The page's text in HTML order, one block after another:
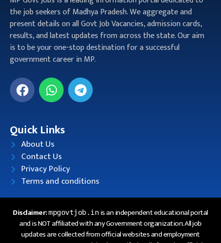
the job seekers of Madhya Pradesh. We aggregate and
present details on all Govt Job Vacancies, admission cards,
results, and latest updates from across the state. Our aim
is to be your one-stop destination for a successful
government career in MP.
Quick Links
About Us
Contact Us
Privacy Policy
Terms and conditions
Disclaimer:mpgovtjob.in is an independent educational portal
and is NOT affiliated with any Government organization. All job
updates are collected from official websites and employment